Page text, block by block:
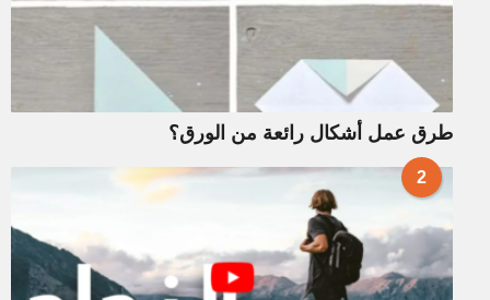
طرق عمل أشكال رائعة من الورق؟
2